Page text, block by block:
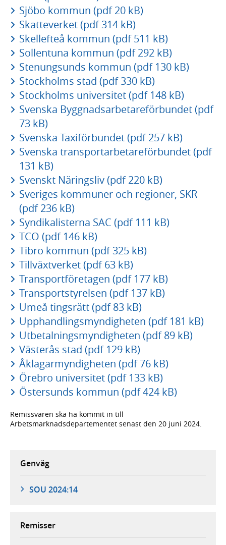
Sjöbo kommun (pdf 20 kB)
Skatteverket (pdf 314 kB)
Skellefteå kommun (pdf 511 kB)
Sollentuna kommun (pdf 292 kB)
Stenungsunds kommun (pdf 130 kB)
Stockholms stad (pdf 330 kB)
Stockholms universitet (pdf 148 kB)
Svenska Byggnadsarbetareförbundet (pdf
73 kB)
Svenska Taxiförbundet (pdf 257 kB)
Svenska transportarbetareförbundet (pdf
131 kB)
Svenskt Näringsliv (pdf 220 kB)
Sveriges kommuner och regioner, SKR
(pdf 236 kB)
Syndikalisterna SAC (pdf 111 kB)
TCO (pdf 146 kB)
Tibro kommun (pdf 325 kB)
Tillväxtverket (pdf 63 kB)
Transportföretagen (pdf 177 kB)
Transportstyrelsen (pdf 137 kB)
Umeå tingsrätt (pdf 83 kB)
Upphandlingsmyndigheten (pdf 181 kB)
Utbetalningsmyndigheten (pdf 89 kB)
Västerås stad (pdf 129 kB)
Åklagarmyndigheten (pdf 76 kB)
Örebro universitet (pdf 133 kB)
Östersunds kommun (pdf 424 kB)
Remissvaren ska ha kommit in till
Arbetsmarknadsdepartementet senast den 20 juni 2024.
Genväg
SOU 2024:14
Remisser